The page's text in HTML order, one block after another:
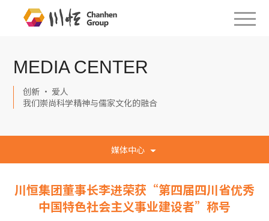
MEDIA CENTER
创新 · 爱人
我们崇尚科学精神与儒家文化的融合
媒体中心
川恒集团董事长李进荣获“第四届四川省优秀
中国特色社会主义事业建设者”称号